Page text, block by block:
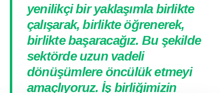
yenilikçi bir yaklaşımla birlikte
çalışarak, birlikte öğrenerek,
birlikte başaracağız. Bu şekilde
sektörde uzun vadeli
dönüşümlere öncülük etmeyi
amaçlıyoruz. İş birliğimizin